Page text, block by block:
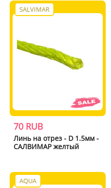
SALVIMAR
70 RUB
Линь на отрез - D 1.5мм -
САЛВИМАР желтый
AQUA